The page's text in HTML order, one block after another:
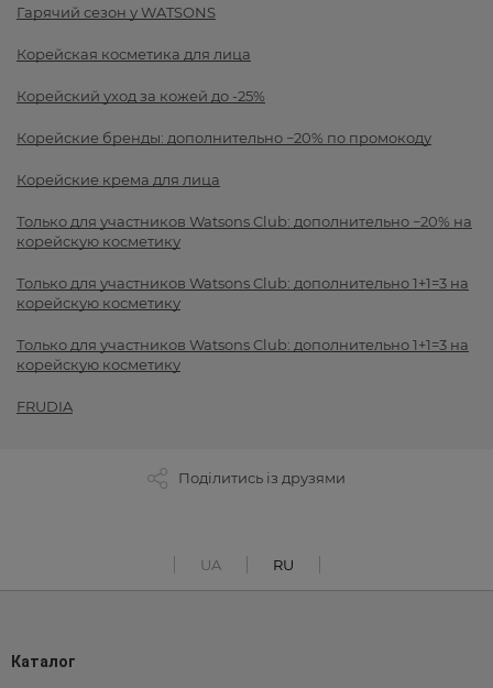
Гарячий сезон у WATSONS
Корейская косметика для лица
Корейский уход за кожей до -25%
Корейские бренды: дополнительно −20% по промокоду
Корейские крема для лица
Только для участников Watsons Club: дополнительно −20% на
корейскую косметику
Только для участников Watsons Club: дополнительно 1+1=3 на
корейскую косметику
Только для участников Watsons Club: дополнительно 1+1=3 на
корейскую косметику
FRUDIA
Поділитись із друзями
UA RU
Каталог